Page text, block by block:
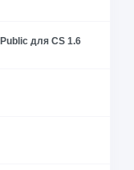
для CS 1.6